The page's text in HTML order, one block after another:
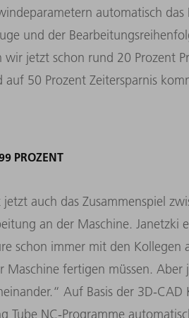
automatisch
und der
wir jetzt schon rund 20 Prozent
auf 50 Prozent Zeitersparnis
PROZENT
auch das Zusammenspiel
an der Maschine. Janetzki
schon immer mit den Kollegen
Maschine fertigen müssen.
Auf Basis der 3D-
Tube NC-Programme